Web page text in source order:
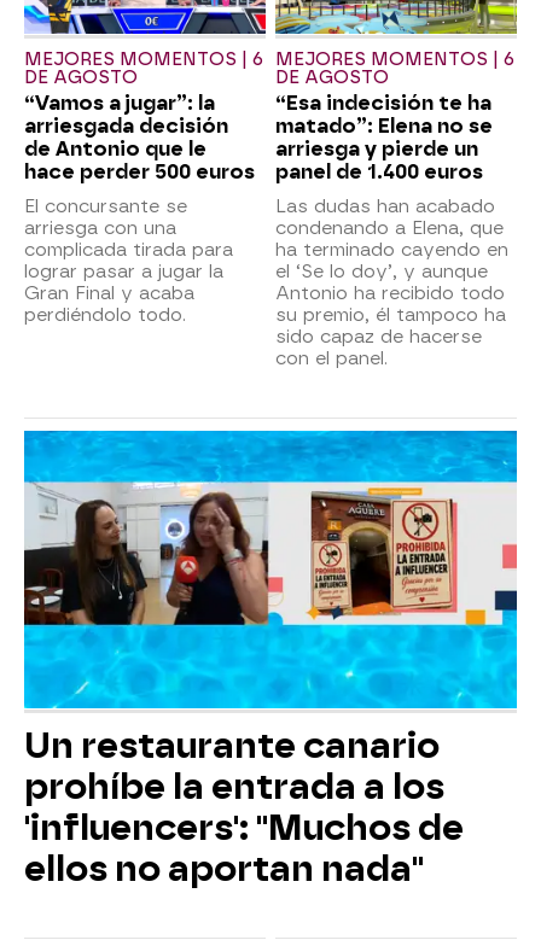
MEJORES MOMENTOS | 6
DE AGOSTO
“Vamos a jugar”: la
arriesgada decisión
de Antonio que le
hace perder 500 euros
El concursante se
arriesga con una
complicada tirada para
lograr pasar a jugar la
Gran Final y acaba
perdiéndolo todo.
MEJORES MOMENTOS | 6
DE AGOSTO
“Esa indecisión te ha
matado”: Elena no se
arriesga y pierde un
panel de 1.400 euros
Las dudas han acabado
condenando a Elena, que
ha terminado cayendo en
el ‘Se lo doy’, y aunque
Antonio ha recibido todo
su premio, él tampoco ha
sido capaz de hacerse
con el panel.
Un restaurante canario
prohíbe la entrada a los
'influencers': "Muchos de
ellos no aportan nada"